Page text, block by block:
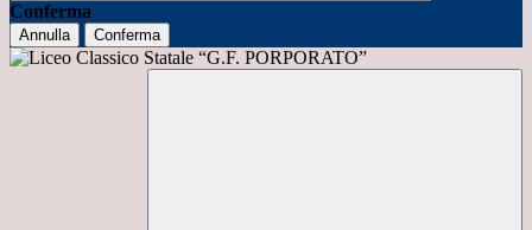
Conferma
Annulla Conferma